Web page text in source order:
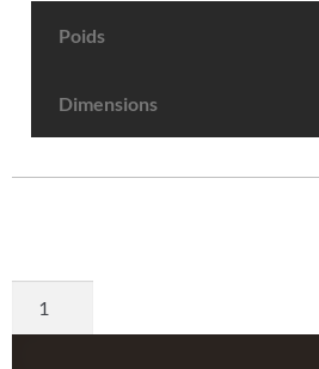
Poids
Dimensions